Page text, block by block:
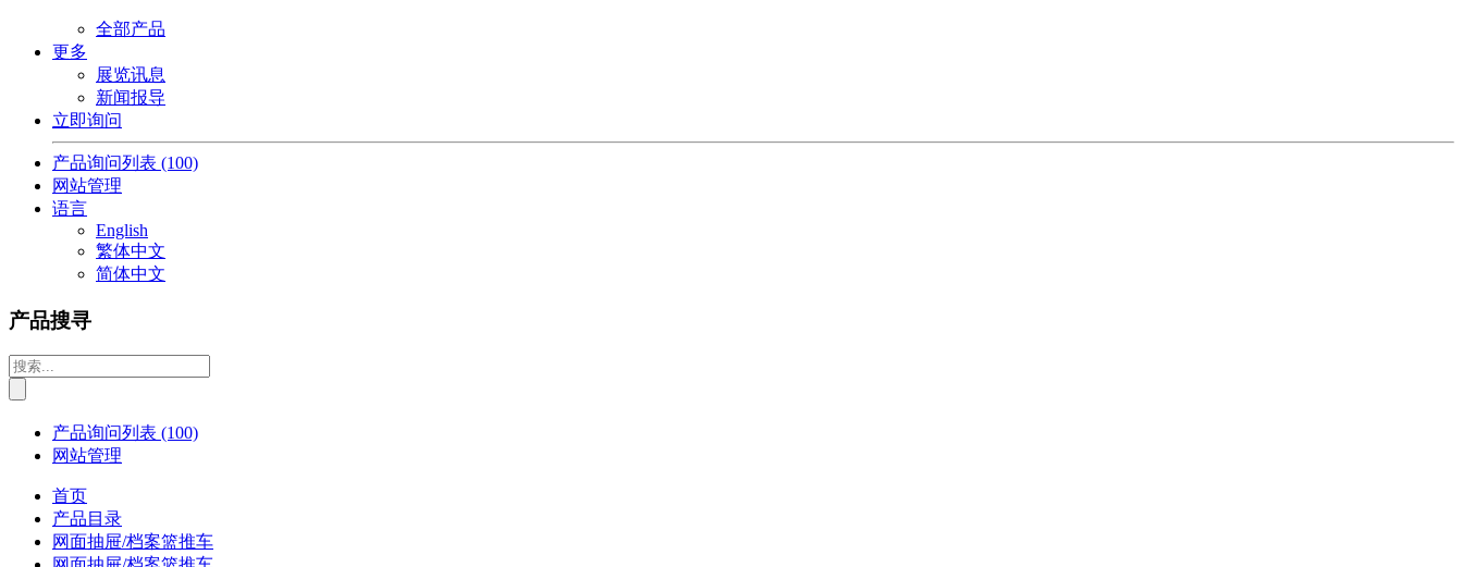
全部产品
更多
展览讯息
新闻报导
立即询问
产品询问列表 (100)
网站管理
语言
English
繁体中文
简体中文
产品搜寻
产品询问列表 (100)
网站管理
首页
产品目录
网面抽屉/档案篮推车